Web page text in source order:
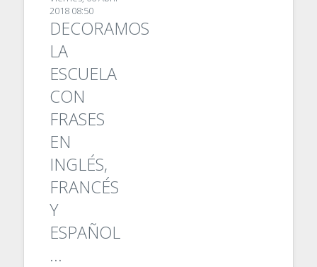
2018 08:50
DECORAMOS
LA
ESCUELA
CON
FRASES
EN
INGLÉS,
FRANCÉS
Y
ESPAÑOL
...